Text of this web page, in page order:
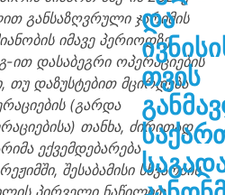
და
თვის
განსაზღვრული ჯარიმის
იმავე პერიოდზე
დასაბეგრი ოპერაციების
თუ დაზუსტებით მცირდება
(გარდა
თანხა, ძირითად
ექვემდებარება
შესაბამისი სხვაობის
პირველი ნაწილით